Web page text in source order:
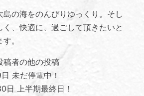
島の海をのんびりゆっくり。そし
く、快適に、過ごして頂きたいと
。
稿者の他の投稿
未だ停電中！
日
上半期最終日！